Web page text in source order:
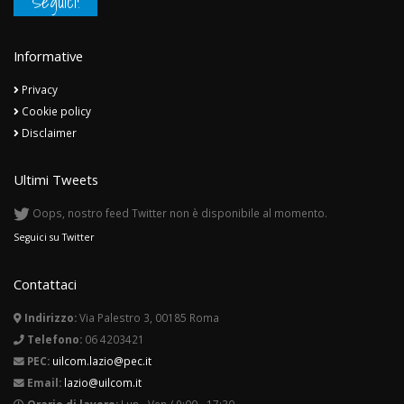
Seguici!
Privacy
Cookie policy
Oops, nostro feed Twitter non è disponibile al momento.
Indirizzo: Via Palestro 3, 00185 Roma
Telefono:06 4203421
PEC:uilcom.lazio@pec.it